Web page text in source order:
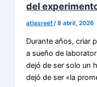
del
atlasreef/8 abril, 2026
Durante años, criar
a sueño de
dejó de ser solo un
dejó de ser «la